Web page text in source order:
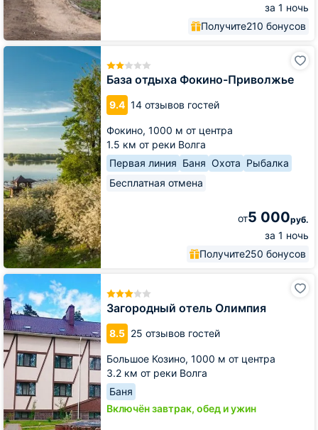
за 1 ночь
Получите210 бонусов
База отдыха Фокино-Приволжье
9.4 14 отзывов гостей
Фокино, 1000 м от центра
1.5 км от реки Волга
Первая линия Баня Охота Рыбалка
Бесплатная отмена
от5 000руб.
за 1 ночь
Получите250 бонусов
База
Приволжье
Загородный отель Олимпия
8.5 25 отзывов гостей
Большое Козино, 1000 м от центра
3.2 км от реки Волга
Баня
Включён завтрак, обед и ужин
Загородный
отель
Олимпия